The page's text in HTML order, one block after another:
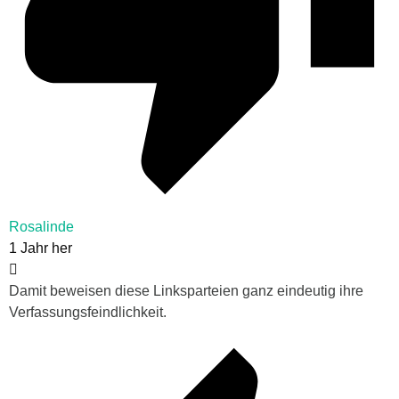
Rosalinde
1 Jahr her
Damit beweisen diese Linksparteien ganz eindeutig ihre
Verfassungsfeindlichkeit.